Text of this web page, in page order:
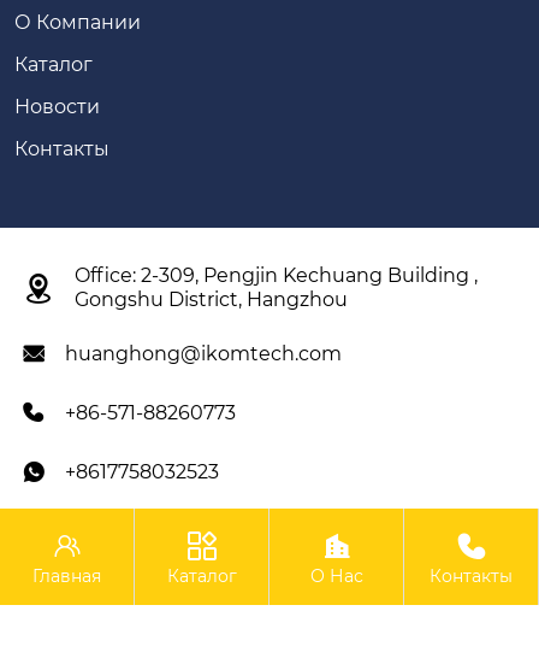
О Компании
Каталог
Новости
Контакты

Office: 2-309, Pengjin Kechuang Building ,
Gongshu District, Hangzhou
 huanghong@ikomtech.com
 +86-571-88260773
 +8617758032523
IKOM Construction Machinery Co., Ltd.
Copyright ©IKOM Construction Machinery Co., Ltd.

Главная

Каталог

О Нас

Контакты